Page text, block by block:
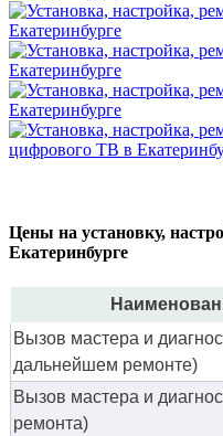
Цены на установку,
Екатеринбурге
Вызов мастера и
дальнейшем ремонте)
Вызов мастера и
ремонта)